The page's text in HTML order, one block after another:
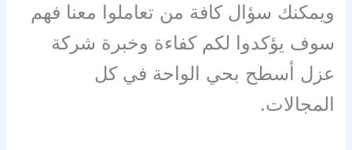
ويمكنك سؤال كافة من تعاملوا معنا فهم
سوف يؤكدوا لكم كفاءة وخبرة شركة
عزل أسطح بحي الواحة في كل
المجالات.